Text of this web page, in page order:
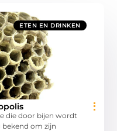
ETEN EN DRINKEN
die door bijen wordt
om zijn